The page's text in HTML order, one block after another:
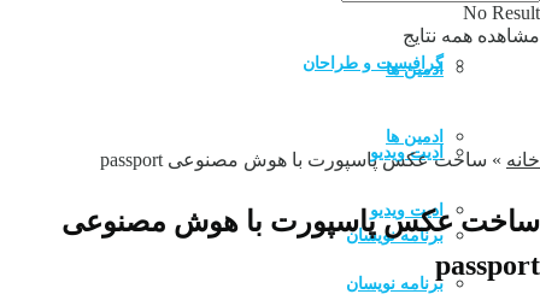
ادمین ها
ادیت ویدیو
برنامه نویسان
گرافیست و طراحان
ادمین ها
ادیت ویدیو
برنامه نویسان
No Result
مشاهده همه نتایج
خانه » ساخت عکس پاسپورت با هوش مصنوعی passport
ساخت عکس پاسپورت با هوش مصنوعی
passport